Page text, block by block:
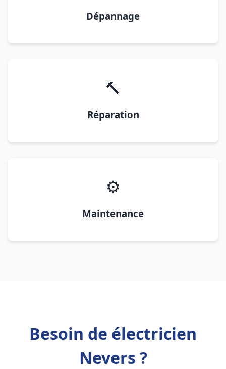
Dépannage
🔨
Réparation
⚙️
Maintenance
Besoin de électricien
Nevers ?